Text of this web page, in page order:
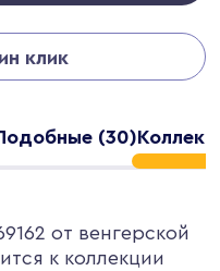
клик
(30)
от венгерской
к коллекции